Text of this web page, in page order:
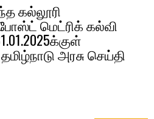
கல்லூரி
மெட்ரிக் கல்வி
அரசு செய்தி